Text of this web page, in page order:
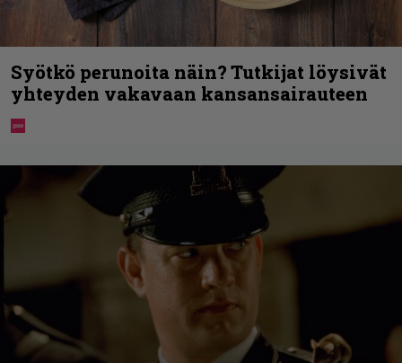
Syötkö perunoita näin? Tutkijat löysivät
yhteyden vakavaan kansansairauteen